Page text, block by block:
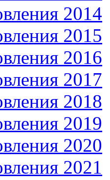
2014
2015
2016
2017
2018
2019
2020
2021